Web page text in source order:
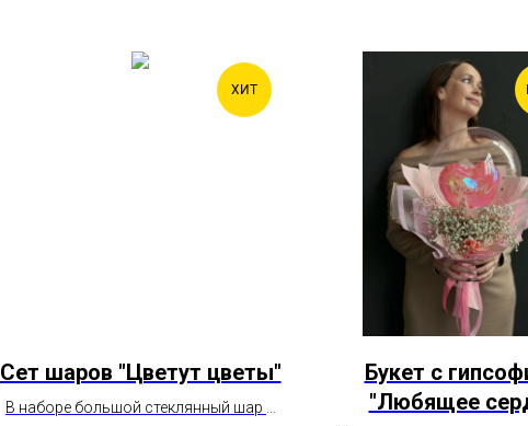
ХИТ
Сет шаров "Цветут цветы"
В наборе большой стеклянный шар с
Букет с
"Любящее